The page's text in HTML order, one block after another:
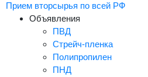
Прием вторсырья по всей РФ
Объявления
ПВД
Стрейч-пленка
Полипропилен
ПНД